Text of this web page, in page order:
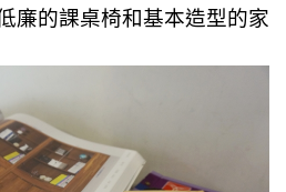
廉的課桌椅和基本造型的家